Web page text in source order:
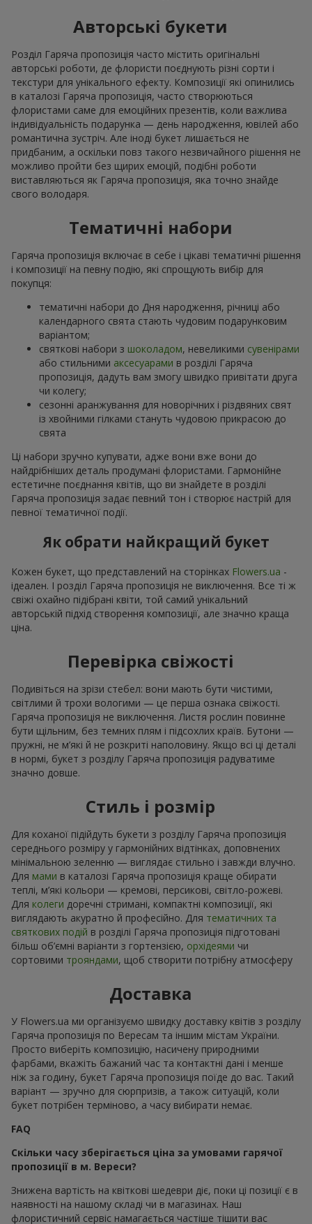
Авторські букети
Розділ Гаряча пропозиція часто містить оригінальні
авторські роботи, де флористи поєднують різні сорти і
текстури для унікального ефекту. Композиції які опинились
в каталозі Гаряча пропозиція, часто створюються
флористами саме для емоційних презентів, коли важлива
індивідуальність подарунка — день народження, ювілей або
романтична зустріч. Але іноді букет лишається не
придбаним, а оскільки повз такого незвичайного рішення не
можливо пройти без щирих емоцій, подібні роботи
виставляються як Гаряча пропозиція, яка точно знайде
свого володаря.
Тематичні набори
Гаряча пропозиція включає в себе і цікаві тематичні рішення
і композиції на певну подію, які спрощують вибір для
покупця:
тематичні набори до Дня народження, річниці або
календарного свята стають чудовим подарунковим
варіантом;
святкові набори з шоколадом, невеликими сувенірами
або стильними аксесуарами в розділі Гаряча
пропозиція, дадуть вам змогу швидко привітати друга
чи колегу;
сезонні аранжування для новорічних і різдвяних свят
із хвойними гілками стануть чудовою прикрасою до
свята
Ці набори зручно купувати, адже вони вже вони до
найдрібніших деталь продумані флористами. Гармонійне
естетичне поєднання квітів, що ви знайдете в розділі
Гаряча пропозиція задає певний тон і створює настрій для
певної тематичної події.
Як обрати найкращий букет
Кожен букет, що представлений на сторінках Flowers.ua -
ідеален. І розділ Гаряча пропозиція не виключення. Все ті ж
свіжі охайно підібрані квіти, той самий унікальний
авторській підхід створення композиції, але значно краща
ціна.
Перевірка свіжості
Подивіться на зрізи стебел: вони мають бути чистими,
світлими й трохи вологими — це перша ознака свіжості.
Гаряча пропозиція не виключення. Листя рослин повинне
бути щільним, без темних плям і підсохлих країв. Бутони —
пружні, не м’які й не розкриті наполовину. Якщо всі ці деталі
в нормі, букет з розділу Гаряча пропозиція радуватиме
значно довше.
Стиль і розмір
Для коханої підійдуть букети з розділу Гаряча пропозиція
середнього розміру у гармонійних відтінках, доповнених
мінімальною зеленню — виглядає стильно і завжди влучно.
Для мами в каталозі Гаряча пропозиція краще обирати
теплі, м’які кольори — кремові, персикові, світло-рожеві.
Для колеги доречні стримані, компактні композиції, які
виглядають акуратно й професійно. Для тематичних та
святкових подій в розділі Гаряча пропозиція підготовані
більш об’ємні варіанти з гортензією, орхідеями чи
сортовими трояндами, щоб створити потрібну атмосферу
Доставка
У Flowers.ua ми організуємо швидку доставку квітів з розділу
Гаряча пропозиція по Вересам та іншим містам України.
Просто виберіть композицію, насичену природними
фарбами, вкажіть бажаний час та контактні дані і менше
ніж за годину, букет Гаряча пропозиція поїде до вас. Такий
варіант — зручно для сюрпризів, а також ситуацій, коли
букет потрібен терміново, а часу вибирати немає.
FAQ
Скільки часу зберігається ціна за умовами гарячої
пропозиції в м. Вереси?
Знижена вартість на квіткові шедеври діє, поки ці позиції є в
наявності на нашому складі чи в магазинах. Наш
флористичний сервіс намагається частіше тішити вас